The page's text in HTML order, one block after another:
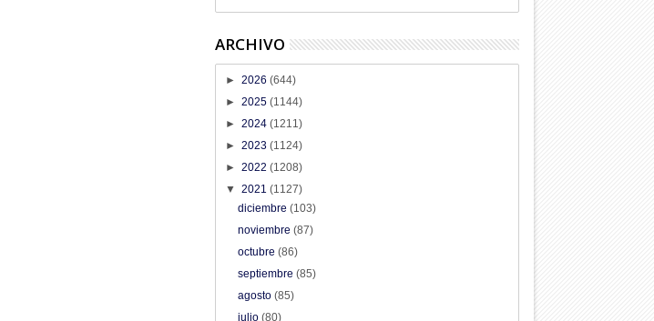
ARCHIVO
► 2026 (644)
► 2025 (1144)
► 2024 (1211)
► 2023 (1124)
► 2022 (1208)
▼ 2021 (1127)
diciembre(103)
noviembre(87)
octubre(86)
septiembre(85)
agosto(85)
julio(80)